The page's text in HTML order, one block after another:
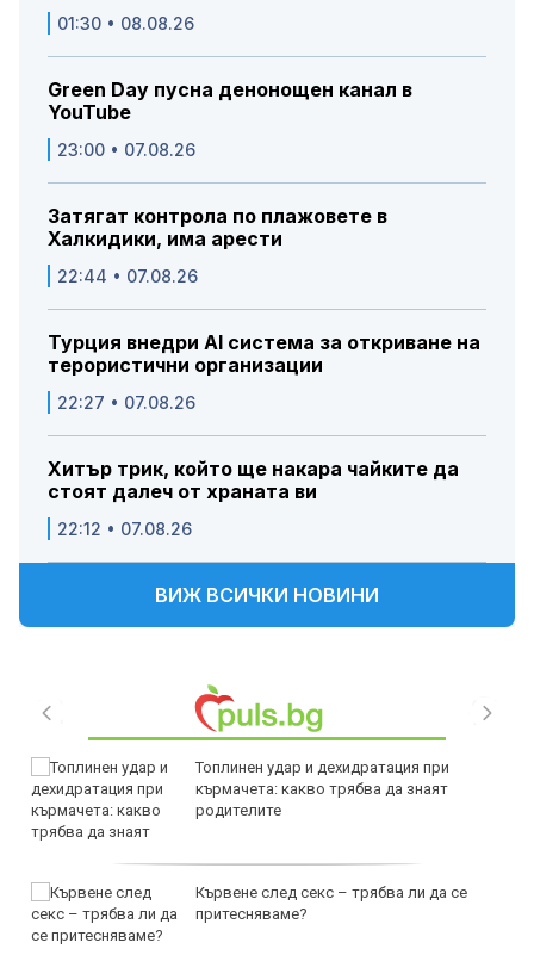
01:30 • 08.08.26
Green Day пусна денонощен канал в
YouTube
23:00 • 07.08.26
Затягат контрола по плажовете в
Халкидики, има арести
22:44 • 07.08.26
Турция внедри AI система за откриване на
терористични организации
22:27 • 07.08.26
Хитър трик, който ще накара чайките да
стоят далеч от храната ви
22:12 • 07.08.26
ВИЖ ВСИЧКИ НОВИНИ
Топлинен удар и дехидратация при
кърмачета: какво трябва да знаят
родителите
Кървене след секс – трябва ли да се
притесняваме?